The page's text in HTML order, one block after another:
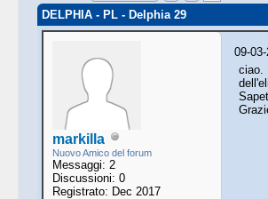
DELPHIA - PL - Delphia 29
markilla
Nuovo Amico del forum
Messaggi: 2
Discussioni: 0
Registrato: Dec 2017
09-
ciao.